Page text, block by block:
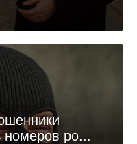
номеров ро...